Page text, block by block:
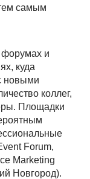
самым
форумах и
куда
новыми
коллег,
Площадки
Forum,
Marketing
Новгород).